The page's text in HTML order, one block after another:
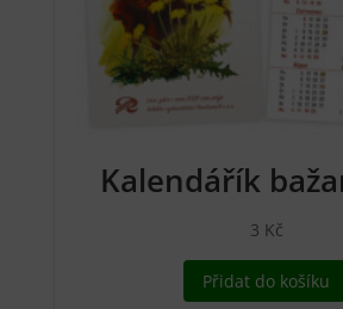
Kalendářík
3 Kč
Přidat do košíku